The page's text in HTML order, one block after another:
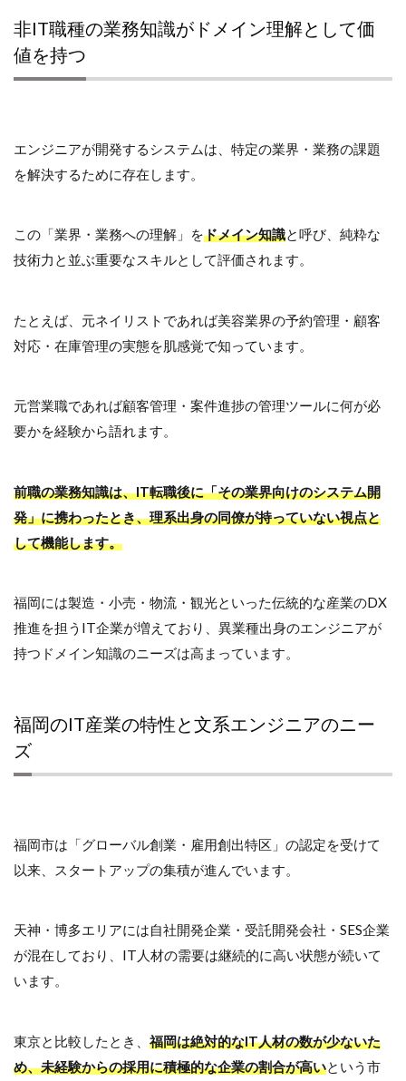
非IT職種の業務知識がドメイン理解として価
値を持つ
エンジニアが開発するシステムは、特定の業界・業務の課題
を解決するために存在します。
この「業界・業務への理解」をドメイン知識と呼び、純粋な
技術力と並ぶ重要なスキルとして評価されます。
たとえば、元ネイリストであれば美容業界の予約管理・顧客
対応・在庫管理の実態を肌感覚で知っています。
元営業職であれば顧客管理・案件進捗の管理ツールに何が必
要かを経験から語れます。
前職の業務知識は、IT転職後に「その業界向けのシステム開
発」に携わったとき、理系出身の同僚が持っていない視点と
して機能します。
福岡には製造・小売・物流・観光といった伝統的な産業のDX
推進を担うIT企業が増えており、異業種出身のエンジニアが
持つドメイン知識のニーズは高まっています。
福岡のIT産業の特性と文系エンジニアのニー
ズ
福岡市は「グローバル創業・雇用創出特区」の認定を受けて
以来、スタートアップの集積が進んでいます。
天神・博多エリアには自社開発企業・受託開発会社・SES企業
が混在しており、IT人材の需要は継続的に高い状態が続いて
います。
東京と比較したとき、 福岡は絶対的なIT人材の数が少ないた
め、未経験からの採用に積極的な企業の割合が高いという市